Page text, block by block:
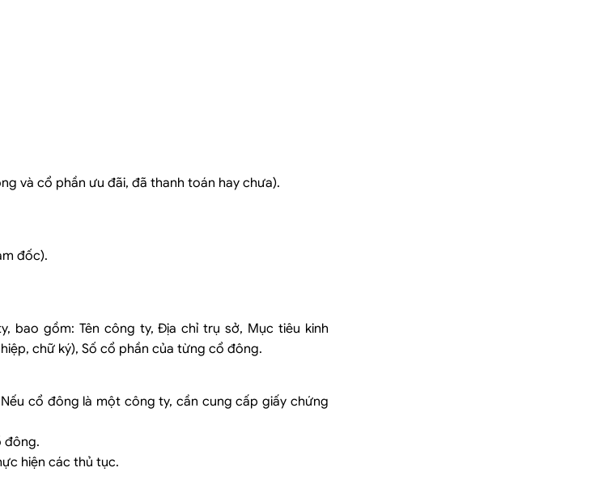
và cổ phần ưu đãi, đã thanh toán hay chưa).
đốc).
bao gồm: Tên công ty, Địa chỉ trụ sở, Mục tiêu kinh
chữ ký), Số cổ phần của từng cổ đông.
cổ đông là một công ty, cần cung cấp giấy chứng
đông.
hiện các thủ tục.